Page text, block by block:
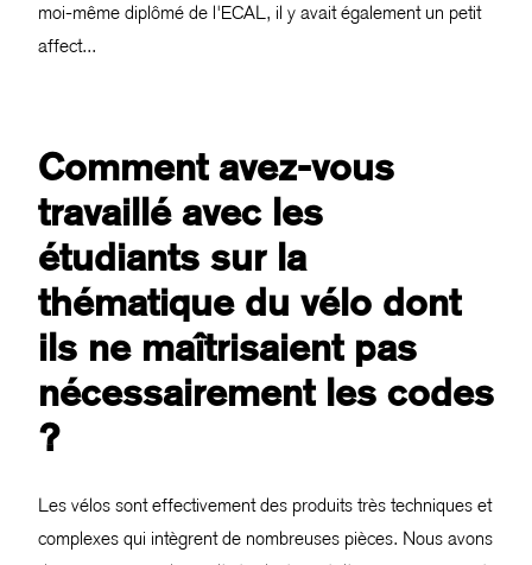
moi-même diplômé de l'ECAL, il y avait également un petit
affect...
Comment avez-vous
travaillé avec les
étudiants sur la
thématique du vélo dont
ils ne maîtrisaient pas
nécessairement les codes
?
Les vélos sont effectivement des produits très techniques et
complexes qui intègrent de nombreuses pièces. Nous avons